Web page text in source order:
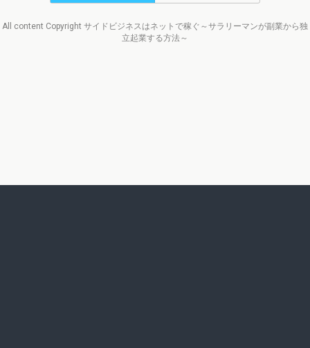
All content Copyright サイドビジネスはネットで稼ぐ～サラリーマンが副業から独
立起業する方法～